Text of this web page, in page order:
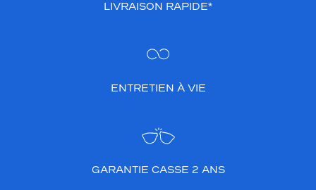
LIVRAISON RAPIDE*
ENTRETIEN À VIE
GARANTIE CASSE 2 ANS